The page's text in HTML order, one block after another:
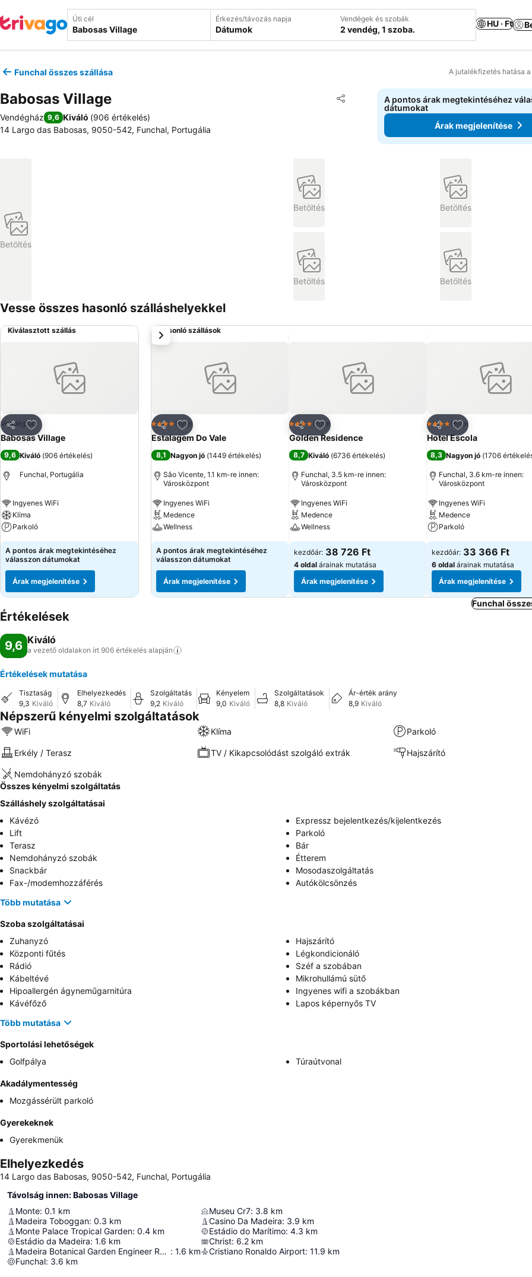
Úti cél Érkezés/távozás napja
Dátumok
Vendégek és szobák
2 vendég, 1 szoba.
HU · Ft
Funchal összes szállása A jutalékfizetés hatása
Babosas Village Megosztás
Hozzáadás a kedvencekhez
Vendégház 9,6 Kiváló (906 értékelés)
14 Largo das Babosas, 9050-542, Funchal, Portugália
A pontos árak megtekintéséhez
dátumokat
Árak megjelenítése
Betöltés
Betöltés Betöltés
Betöltés Betöltés
Vesse összes hasonló szálláshelyekkel
Kiválasztott szállás
Megosztás
Hozzáadás a kedvencekhez
Vendégház
Babosas Village
9,6 Kiváló (906 értékelés)
Funchal, Portugália
Ingyenes WiFi
Klíma
Parkoló
A pontos árak megtekintéséhez
válasszon dátumokat
Árak megjelenítése
Hasonló szállások
Megosztás
Hozzáadás a kedvencekhez
4 Kategória
Hotel
Estalagem Do Vale
8,1 Nagyon jó (1449 értékelés)
Sâo Vicente, 1.1 km-re innen:
Városközpont
Ingyenes WiFi
Medence
Wellness
A pontos árak megtekintéséhez
válasszon dátumokat
Árak megjelenítése
Megosztás
Hozzáadás a kedvencekhez
4 Kategória
Hotel
Golden Residence
8,7 Kiváló (6736 értékelés)
Funchal, 3.5 km-re innen:
Városközpont
Ingyenes WiFi
Medence
Wellness
kezdőár: 38 726 Ft
4 oldal árainak mutatása
Árak megjelenítése
Megosztás
Hozzáadás a
4 Kategória
Hotel
Hotel Escola
8,3 Nagyon jó (1706
Funchal, 3.6 km-re innen:
Városközpont
Ingyenes WiFi
Medence
Parkoló
kezdőár: 33 366 Ft
6 oldal árainak mutatása
Árak megjelenítése
következő
Funchal
Értékelések
9,6 Kiváló
a vezető oldalakon írt 906 értékelés alapján
Értékelések mutatása
Tisztaság
9,3 Kiváló
Elhelyezkedés
8,7 Kiváló
Szolgáltatás
9,2 Kiváló
Kényelem
9,0 Kiváló
Szolgáltatások
8,8 Kiváló
Ár-érték arány
8,9 Kiváló
Népszerű kényelmi szolgáltatások
WiFi Klíma Parkoló
Erkély / Terasz TV / Kikapcsolódást szolgáló extrák Hajszárító
Nemdohányzó szobák
Összes kényelmi szolgáltatás
Szálláshely szolgáltatásai
Kávézó
Expressz bejelentkezés/kijelentkezés
Lift
Parkoló
Terasz
Bár
Nemdohányzó szobák
Étterem
Snackbár
Mosodaszolgáltatás
Fax-/modemhozzáférés
Autókölcsönzés
Több mutatása
Szoba szolgáltatásai
Zuhanyzó
Hajszárító
Központi fűtés
Légkondicionáló
Rádió
Széf a szobában
Kábeltévé
Mikrohullámú sütő
Hipoallergén ágyneműgarnitúra
Ingyenes wifi a szobákban
Kávéfőző
Lapos képernyős TV
Több mutatása
Sportolási lehetőségek
Golfpálya
Túraútvonal
Akadálymentesség
Mozgássérült parkoló
Gyerekeknek
Gyerekmenük
Elhelyezkedés
14 Largo das Babosas, 9050-542, Funchal, Portugália
Távolság innen: Babosas Village
Monte: 0.1 km
Madeira Toboggan: 0.3 km
Monte Palace Tropical Garden: 0.4 km
Estádio da Madeira: 1.6 km
Madeira Botanical Garden Engineer Rui Vieira : 1.6 km
Funchal: 3.6 km
Museu Cr7: 3.8 km
Casino Da Madeira: 3.9 km
Estádio do Marítimo: 4.3 km
Christ: 6.2 km
Cristiano Ronaldo Airport: 11.9 km